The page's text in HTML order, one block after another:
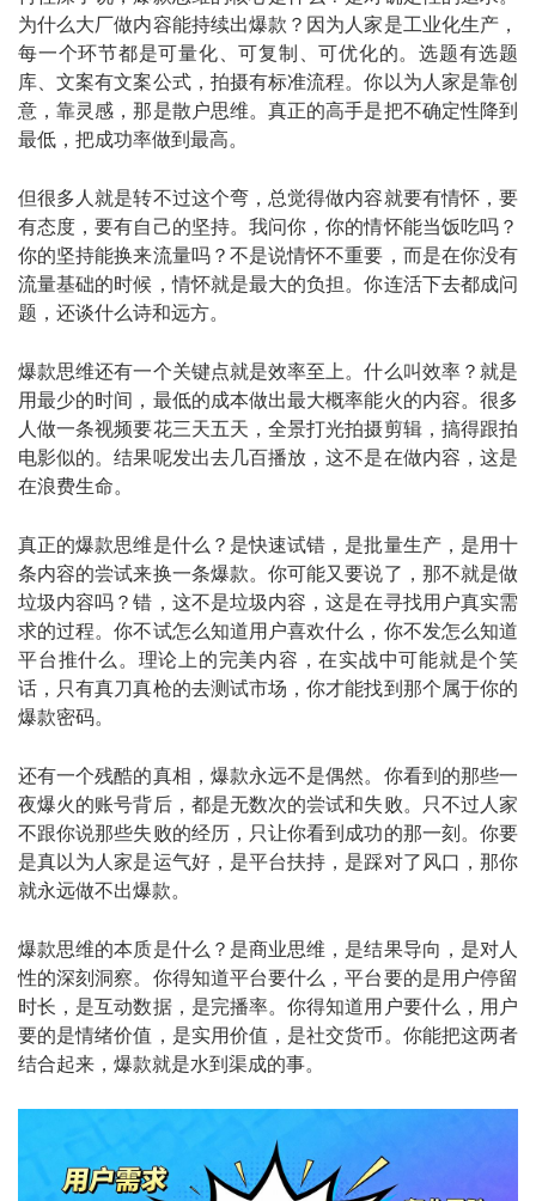
为什么大厂做内容能持续出爆款？因为人家是工业化生产，
每一个环节都是可量化、可复制、可优化的。选题有选题
库、文案有文案公式，拍摄有标准流程。你以为人家是靠创
意，靠灵感，那是散户思维。真正的高手是把不确定性降到
最低，把成功率做到最高。
但很多人就是转不过这个弯，总觉得做内容就要有情怀，要
有态度，要有自己的坚持。我问你，你的情怀能当饭吃吗？
你的坚持能换来流量吗？不是说情怀不重要，而是在你没有
流量基础的时候，情怀就是最大的负担。你连活下去都成问
题，还谈什么诗和远方。
爆款思维还有一个关键点就是效率至上。什么叫效率？就是
用最少的时间，最低的成本做出最大概率能火的内容。很多
人做一条视频要花三天五天，全景打光拍摄剪辑，搞得跟拍
电影似的。结果呢发出去几百播放，这不是在做内容，这是
在浪费生命。
真正的爆款思维是什么？是快速试错，是批量生产，是用十
条内容的尝试来换一条爆款。你可能又要说了，那不就是做
垃圾内容吗？错，这不是垃圾内容，这是在寻找用户真实需
求的过程。你不试怎么知道用户喜欢什么，你不发怎么知道
平台推什么。理论上的完美内容，在实战中可能就是个笑
话，只有真刀真枪的去测试市场，你才能找到那个属于你的
爆款密码。
还有一个残酷的真相，爆款永远不是偶然。你看到的那些一
夜爆火的账号背后，都是无数次的尝试和失败。只不过人家
不跟你说那些失败的经历，只让你看到成功的那一刻。你要
是真以为人家是运气好，是平台扶持，是踩对了风口，那你
就永远做不出爆款。
爆款思维的本质是什么？是商业思维，是结果导向，是对人
性的深刻洞察。你得知道平台要什么，平台要的是用户停留
时长，是互动数据，是完播率。你得知道用户要什么，用户
要的是情绪价值，是实用价值，是社交货币。你能把这两者
结合起来，爆款就是水到渠成的事。